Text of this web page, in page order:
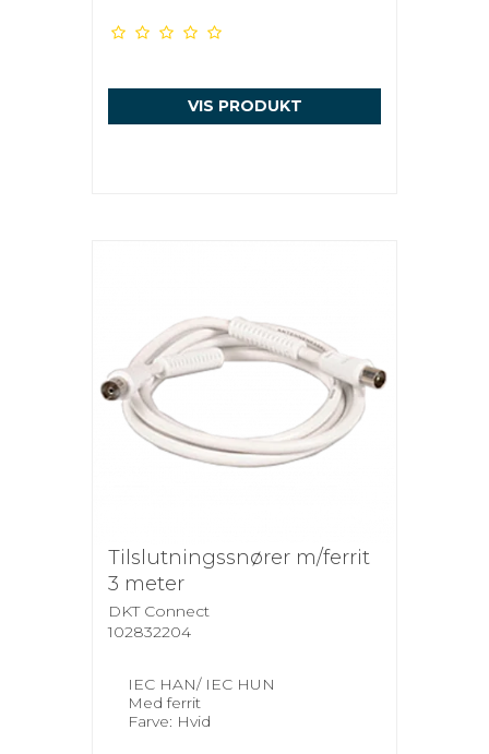
VIS PRODUKT
Tilslutningssnører m/ferrit
3 meter
DKT Connect
102832204
IEC HAN/ IEC HUN
Med ferrit
Farve: Hvid